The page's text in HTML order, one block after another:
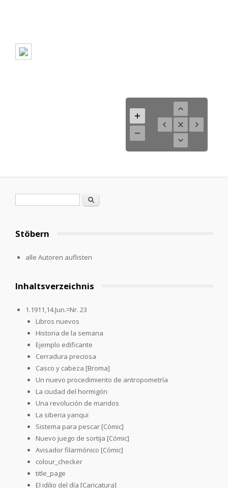
Search
Stöbern
alle Autoren auflisten
Inhaltsverzeichnis
1.1911,14.Jun.=Nr. 23
Libros nuevos
Historia de la semana
Ejemplo edificante
Cerradura preciosa
Casco y cabeza [Broma]
Un nuevo procedimiento de antropometría
La ciudad del hormigón
Una revolución de maridos
La siberia yanqui
Sistema para pescar [Cómic]
Nuevo juego de sortija [Cómic]
Avisador filarmónico [Cómic]
colour_checker
title_page
El idilio del día [Caricatura]